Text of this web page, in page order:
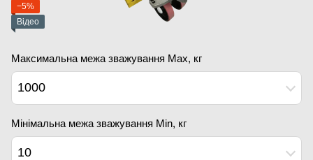
−5%
Відео
Максимальна межа зважування Мах, кг
1000
Мінімальна межа зважування Min, кг
10